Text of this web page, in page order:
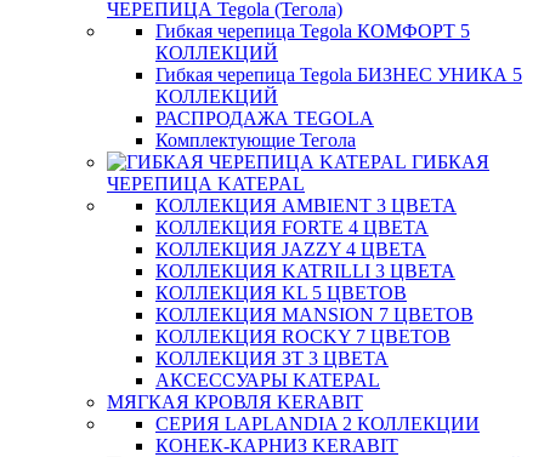
ЧЕРЕПИЦА Tegola (Тегола)
Гибкая черепица Tegola КОМФОРТ 5
КОЛЛЕКЦИЙ
Гибкая черепица Tegola БИЗНЕС УНИКА 5
КОЛЛЕКЦИЙ
РАСПРОДАЖА TEGOLA
Комплектующие Тегола
ГИБКАЯ
ЧЕРЕПИЦА KATEPAL
КОЛЛЕКЦИЯ AMBIENT 3 ЦВЕТА
КОЛЛЕКЦИЯ FORTE 4 ЦВЕТА
КОЛЛЕКЦИЯ JAZZY 4 ЦВЕТА
КОЛЛЕКЦИЯ KATRILLI 3 ЦВЕТА
КОЛЛЕКЦИЯ KL 5 ЦВЕТОВ
КОЛЛЕКЦИЯ MANSION 7 ЦВЕТОВ
КОЛЛЕКЦИЯ ROCKY 7 ЦВЕТОВ
КОЛЛЕКЦИЯ ЗТ 3 ЦВЕТА
АКСЕССУАРЫ KATEPAL
МЯГКАЯ КРОВЛЯ KERABIT
СЕРИЯ LAPLANDIA 2 КОЛЛЕКЦИИ
КОНЕК-КАРНИЗ KERABIT